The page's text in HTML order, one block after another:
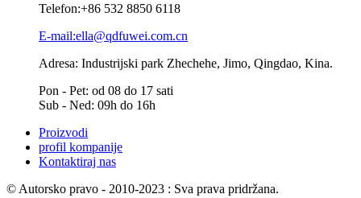
Telefon:+86 532 8850 6118
E-mail:ella@qdfuwei.com.cn
Adresa: Industrijski park Zhechehe, Jimo, Qingdao, Kina.
Pon - Pet: od 08 do 17 sati
Sub - Ned: 09h do 16h
Proizvodi
profil kompanije
Kontaktiraj nas
© Autorsko pravo - 2010-2023 : Sva prava pridržana.